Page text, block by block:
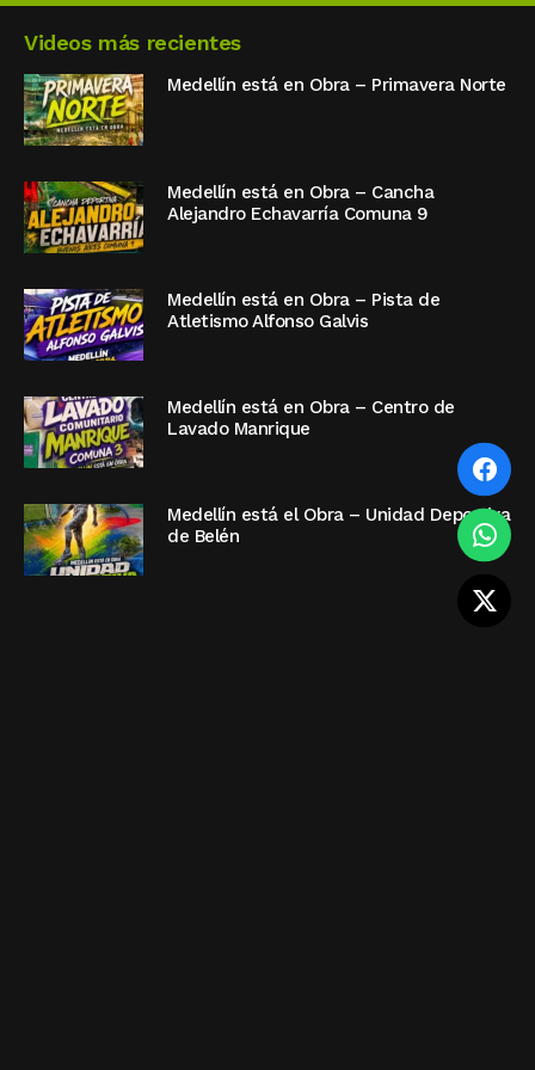
Videos más recientes
Medellín está en Obra – Primavera Norte
Medellín está en Obra – Cancha
Alejandro Echavarría Comuna 9
Medellín está en Obra – Pista de
Atletismo Alfonso Galvis
Medellín está en Obra – Centro de
Lavado Manrique
Medellín está el Obra – Unidad Deportiva
de Belén